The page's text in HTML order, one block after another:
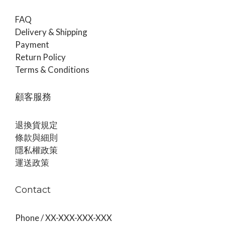
FAQ
Delivery & Shipping
Payment
Return Policy
Terms & Conditions
顧客服務
退換貨規定
條款與細則
隱私權政策
運送政策
Contact
Phone / XX-XXX-XXX-XXX